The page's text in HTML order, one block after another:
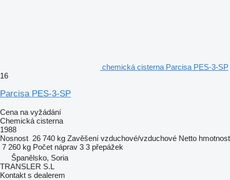
chemická cisterna Parcisa PES-3-SP
16
Parcisa PES-3-SP
Cena na vyžádání
Chemická cisterna
1988
Nosnost 26 740 kg Zavěšení vzduchové/vzduchové Netto hmotnost
7 260 kg Počet náprav 3 3 přepážek
Španělsko, Soria
TRANSLER S.L
Kontakt s dealerem